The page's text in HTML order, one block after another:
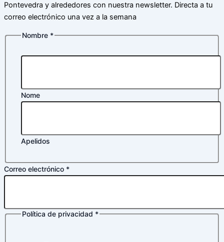
Pontevedra y alrededores con nuestra newsletter. Directa a tu
correo electrónico una vez a la semana
Nombre
electrónico
Nombre *
Nome
Apelidos
Correo electrónico *
Política de privacidad *